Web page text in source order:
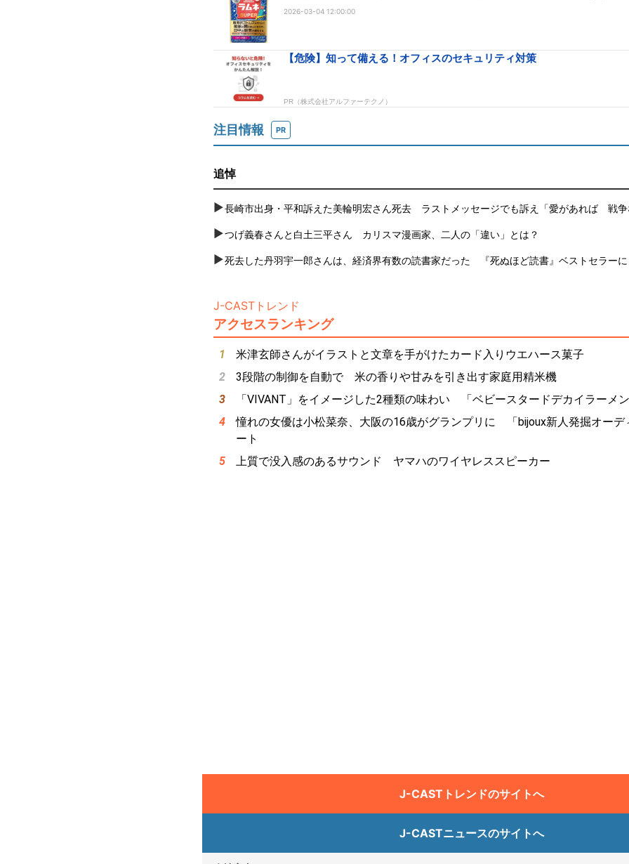
2026-03-04 12:00:00
注目情報 PR
追悼
長崎市出身・平和訴えた美輪明宏さん死去 ラストメッセージでも訴え「愛があれば 戦争
つげ義春さんと白土三平さん カリスマ漫画家、二人の「違い」とは？
死去した丹羽宇一郎さんは、経済界有数の読書家だった 『死ぬほど読書』ベストセラーに
J-CASTトレンド
アクセスランキング
米津玄師さんがイラストと文章を手がけたカード入りウエハース菓子
3段階の制御を自動で 米の香りや甘みを引き出す家庭用精米機
「VIVANT」をイメージした2種類の味わい 「ベビースタードデカイラーメ
憧れの女優は小松菜奈、大阪の16歳がグランプリに 「bijoux新人発掘オーデ
ート
上質で没入感のあるサウンド ヤマハのワイヤレススピーカー
J-CASTトレンドのサイトへ
J-CASTニュースのサイトへ